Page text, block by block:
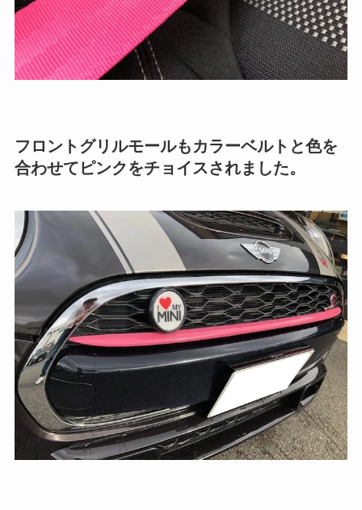
フロントグリルモールもカラーベルトと色を
合わせてピンクをチョイスされました。